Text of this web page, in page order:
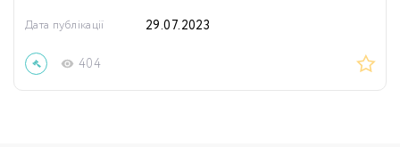
404
Дата публікації 29.07.2023